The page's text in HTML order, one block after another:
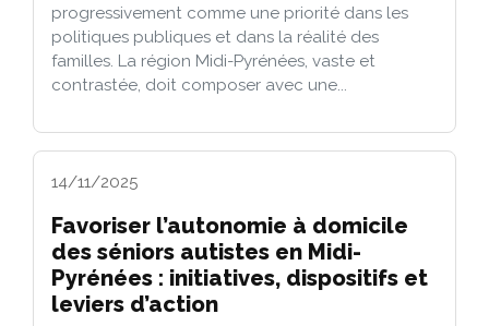
progressivement comme une priorité dans les
politiques publiques et dans la réalité des
familles. La région Midi-Pyrénées, vaste et
contrastée, doit composer avec une...
14/11/2025
Favoriser l’autonomie à domicile
des séniors autistes en Midi-
Pyrénées : initiatives, dispositifs et
leviers d’action